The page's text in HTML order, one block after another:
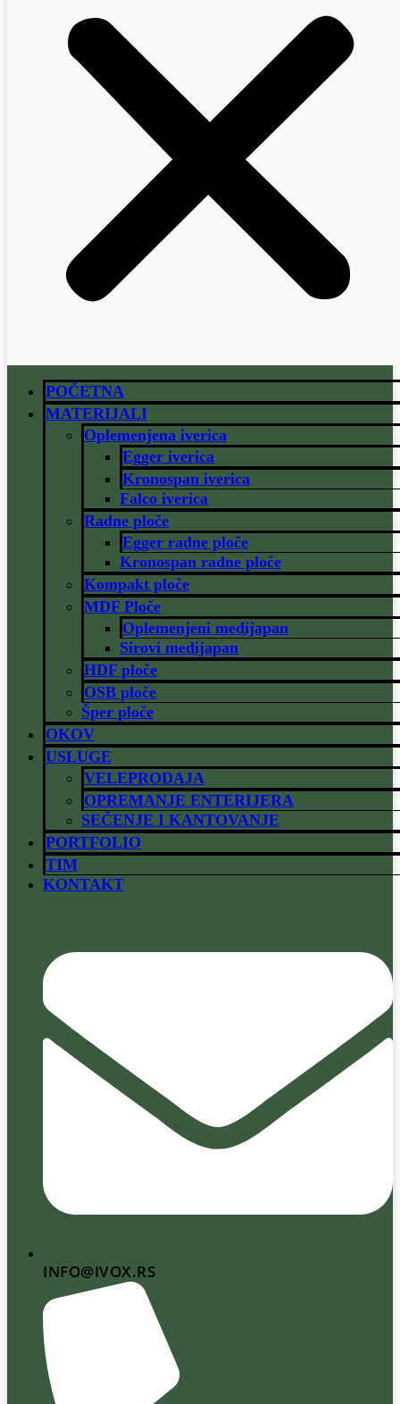
POČETNA
MATERIJALI
Oplemenjena iverica
Egger iverica
Kronospan iverica
Falco iverica
Radne ploče
Egger radne ploče
Kronospan radne ploče
Kompakt ploče
MDF Ploče
Oplemenjeni medijapan
Sirovi medijapan
HDF ploče
OSB ploče
Šper ploče
OKOV
USLUGE
VELEPRODAJA
OPREMANJE ENTERIJERA
SEČENJE I KANTOVANJE
PORTFOLIO
TIM
KONTAKT
INFO@IVOX.RS